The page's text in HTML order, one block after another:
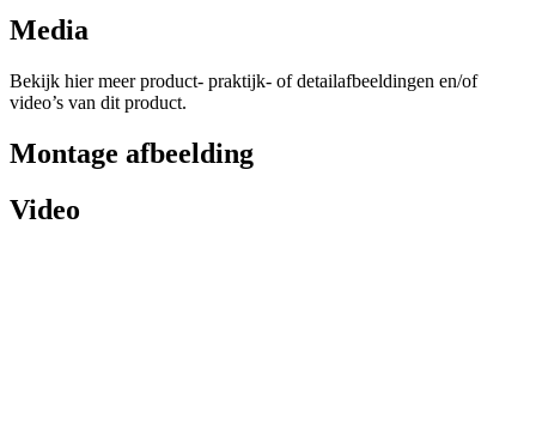
Media
Bekijk hier meer product- praktijk- of detailafbeeldingen en/of
video’s van dit product.
Montage afbeelding
Video